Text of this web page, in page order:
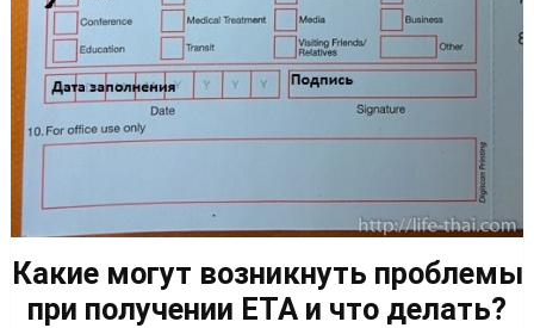
Какие могут возникнуть проблемы
при получении ETA и что делать?